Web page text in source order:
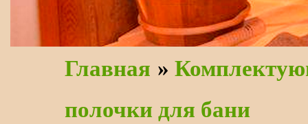
Главная »
полочки для бани